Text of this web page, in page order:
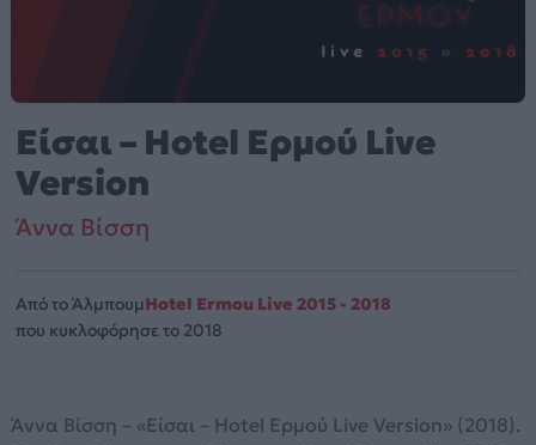
Είσαι – Hotel Ερμού Live
Version
Άννα Βίσση
Από το ΆλμπουμHotel Ermou Live 2015 - 2018
που κυκλοφόρησε το 2018
Άννα Βίσση – «Είσαι – Hotel Ερμού Live Version» (2018).